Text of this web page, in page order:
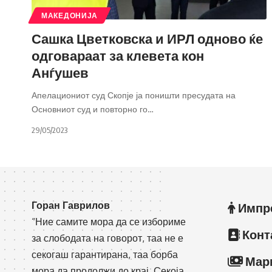
МАКЕДОНИЈА
Сашка Цветковска и ИРЛ одново ќе
одговараат за клевета кон
Анѓушев
Апелациониот суд Скопје ја поништи пресудата на
Основниот суд и повторно го…
29/05/2023
Горан Гаврилов
“Ние самите мора да се избориме
за слободата на говорот, таа не е
секогаш гарантирана, таа борба